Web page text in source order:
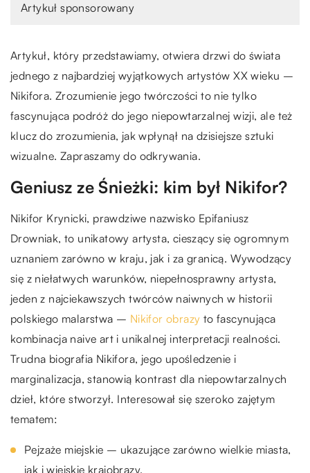
Artykuł sponsorowany
Artykuł, który przedstawiamy, otwiera drzwi do świata
jednego z najbardziej wyjątkowych artystów XX wieku –
Nikifora. Zrozumienie jego twórczości to nie tylko
fascynująca podróż do jego niepowtarzalnej wizji, ale też
klucz do zrozumienia, jak wpłynął na dzisiejsze sztuki
wizualne. Zapraszamy do odkrywania.
Geniusz ze Śnieżki: kim był Nikifor?
Nikifor Krynicki, prawdziwe nazwisko Epifaniusz
Drowniak, to unikatowy artysta, cieszący się ogromnym
uznaniem zarówno w kraju, jak i za granicą. Wywodzący
się z niełatwych warunków, niepełnosprawny artysta,
jeden z najciekawszych twórców naiwnych w historii
polskiego malarstwa – Nikifor obrazy to fascynująca
kombinacja naive art i unikalnej interpretacji realności.
Trudna biografia Nikifora, jego upośledzenie i
marginalizacja, stanowią kontrast dla niepowtarzalnych
dzieł, które stworzył. Interesował się szeroko zajętym
tematem:
Pejzaże miejskie – ukazujące zarówno wielkie miasta,
jak i wiejskie krajobrazy,